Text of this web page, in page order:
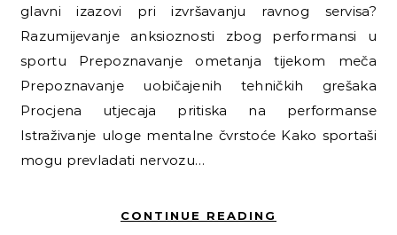
glavni izazovi pri izvršavanju ravnog servisa?
Razumijevanje anksioznosti zbog performansi u
sportu Prepoznavanje ometanja tijekom meča
Prepoznavanje uobičajenih tehničkih grešaka
Procjena utjecaja pritiska na performanse
Istraživanje uloge mentalne čvrstoće Kako sportaši
mogu prevladati nervozu…
CONTINUE READING